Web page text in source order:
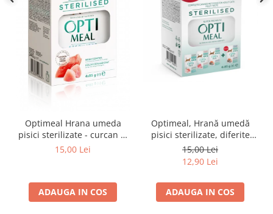
Optimeal Hrana umeda
pisici sterilizate - curcan si
pui in sos, set 3+1,
15,00 Lei
ADAUGA IN COS
Optimeal, Hrană umedă
pisici sterilizate, diferite
arome, (3+1), 0.34kg
15,00 Lei
12,90 Lei
ADAUGA IN COS